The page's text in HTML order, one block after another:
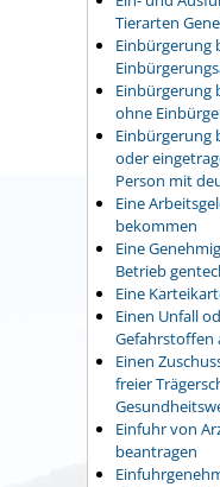
Tierarten
Einbürgerung
Einbürgerung
ohne
Einbürgerung
oder
Person mit
Eine
bekommen
Eine
Betrieb
Eine
Einen Unfall
Gefahrstoffen
Einen
freier
Einfuhr von
beantragen